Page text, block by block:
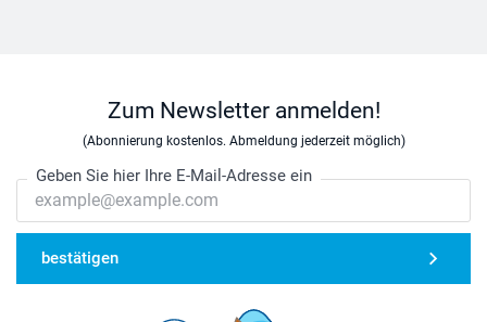
Zum Newsletter anmelden!
(Abonnierung kostenlos. Abmeldung jederzeit möglich)
Geben Sie hier Ihre E-Mail-Adresse ein
bestätigen